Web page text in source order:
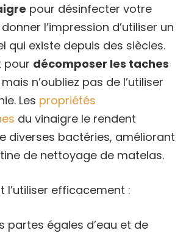
pour désinfecter votre
l’impression d’utiliser un
qui existe depuis des siècles.
pour décomposer les taches
mais n’oubliez pas de l’utiliser
Les propriétés
du vinaigre le rendent
diverses bactéries, améliorant
de nettoyage de matelas.
l’utiliser efficacement :
partes égales d’eau et de